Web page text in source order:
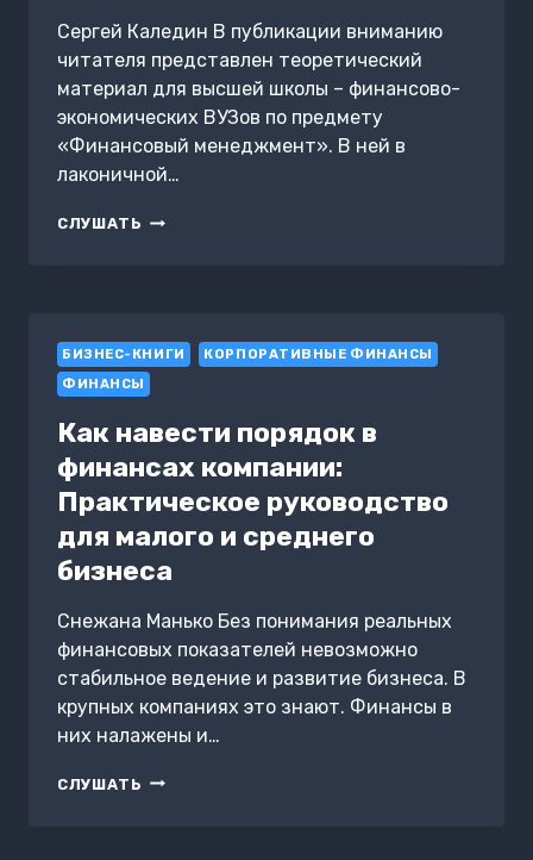
Сергей Каледин В публикации вниманию
читателя представлен теоретический
материал для высшей школы – финансово-
экономических ВУЗов по предмету
«Финансовый менеджмент». В ней в
лаконичной…
СЛУШАТЬ ФИНАНСОВЫЕ
БИЗНЕС-КНИГИ
КОРПОРАТИВНЫЕ ФИНАНСЫ
ФИНАНСЫ
Как навести порядок в
финансах компании:
Практическое руководство
для малого и среднего
бизнеса
Снежана Манько Без понимания реальных
финансовых показателей невозможно
стабильное ведение и развитие бизнеса. В
крупных компаниях это знают. Финансы в
них налажены и…
СЛУШАТЬ КАК